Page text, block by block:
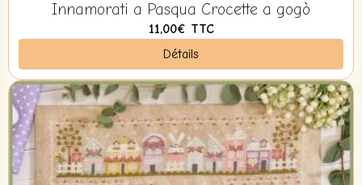
Innamorati a Pasqua Crocette a gogò
11,00€ TTC
Détails